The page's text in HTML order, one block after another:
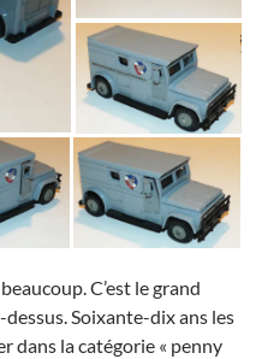
C’est le grand
Soixante-dix ans les
dans la catégorie « penny